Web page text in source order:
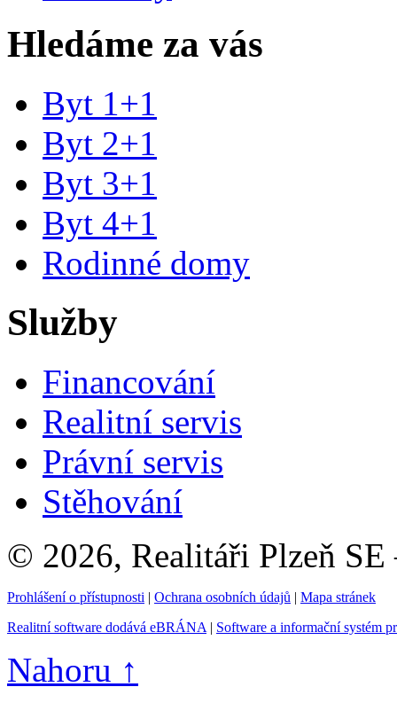
Hledáme za vás
Byt 1+1
Byt 2+1
Byt 3+1
Byt 4+1
Rodinné domy
Služby
Financování
Realitní servis
Právní servis
Stěhování
© 2026, Realitáři Plzeň SE
Prohlášení o přístupnosti | Ochrana osobních údajů | Mapa stránek
Realitní software dodává eBRÁNA | Software a informační systém
Nahoru ↑